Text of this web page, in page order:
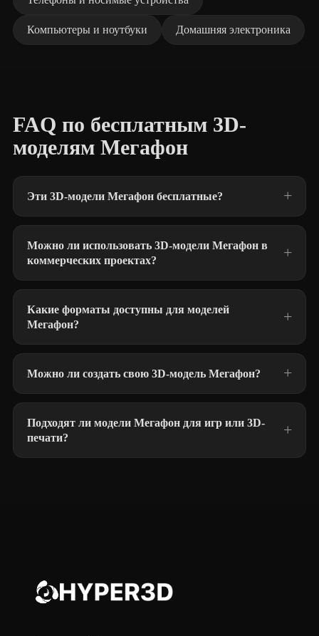
Компьютеры и ноутбуки Домашняя электроника
FAQ по бесплатным 3D-
моделям Мегафон
Эти 3D-модели Мегафон бесплатные?
Можно ли использовать 3D-модели Мегафон в
коммерческих проектах?
Какие форматы доступны для моделей
Мегафон?
Можно ли создать свою 3D-модель Мегафон?
Подходят ли модели Мегафон для игр или 3D-
печати?